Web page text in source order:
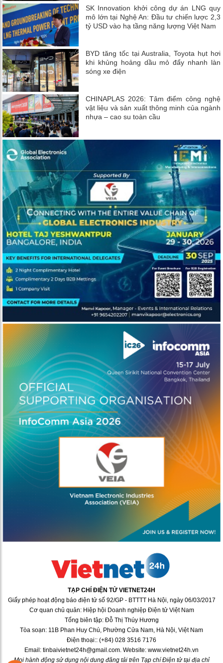
SK Innovation khởi công dự án LNG quy
mô lớn tại Nghệ An: Đầu tư chiến lược 2,3
tỷ USD vào hạ tầng năng lượng Việt Nam
BYD tăng tốc tại Australia, Toyota hụt hơi
khi khủng hoảng dầu mỏ đẩy nhanh làn
sóng xe điện
CHINAPLAS 2026: Tâm điểm công nghệ
vật liệu và sản xuất thông minh của ngành
nhựa – cao su toàn cầu
TẠP CHÍ ĐIỆN TỬ VIETNET24H
Giấy phép hoạt động báo điện tử số 92/GP - BTTTT Hà Nội, ngày 06/03/2017
Cơ quan chủ quản: Hiệp hội Doanh nghiệp Điện tử Việt Nam
Tổng biên tập: Đỗ Thị Thúy Hương
Tòa soạn: 11B Phan Huy Chú, Phường Cửa Nam, Hà Nội, Việt Nam
Điện thoại:: (+84) 028 3516 7176
Email: tinbaivietnet24h@gmail.com. Website: www.vietnet24h.vn
Mọi hành động sử dụng nội dung đăng tải trên Tạp chí Điện tử tại địa chỉ